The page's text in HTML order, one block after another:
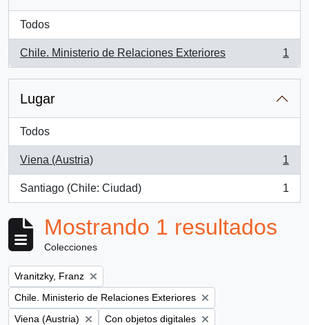
Todos
Chile. Ministerio de Relaciones Exteriores
, 1 resultados
1
Lugar
Todos
Viena (Austria)
, 1 resultados
1
Santiago (Chile: Ciudad)
, 1 resultados
1
Mostrando 1 resultados
Colecciones
Remove filter:
Vranitzky, Franz
Remove filter:
Chile. Ministerio de Relaciones Exteriores
Remove filter:
Viena (Austria) Remove filter:
Con objetos digitales